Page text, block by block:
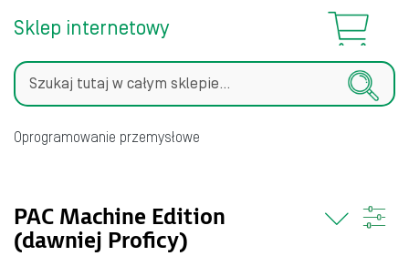
Sklep internetowy
Szukaj
Oprogramowanie przemysłowe
PAC Machine Edition
(dawniej Proficy)